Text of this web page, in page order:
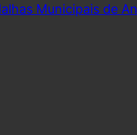
Municipais de